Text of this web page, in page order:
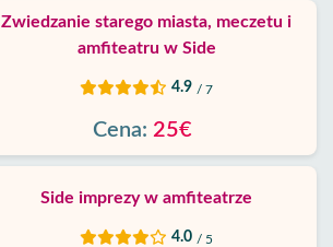
Zwiedzanie starego miasta, meczetu i
amfiteatru w Side
4.9 / 7
Cena: 25€
Side imprezy w amfiteatrze
4.0 / 5